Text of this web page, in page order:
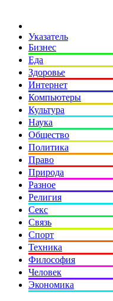
Указатель
Бизнес
Еда
Здоровье
Интернет
Компьютеры
Культура
Наука
Общество
Политика
Право
Природа
Разное
Религия
Секс
Связь
Спорт
Техника
Философия
Человек
Экономика